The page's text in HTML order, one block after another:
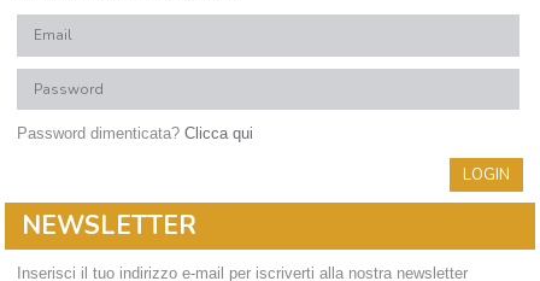
Password dimenticata?Clicca qui
NEWSLETTER
Inserisci il tuo indirizzo e-mail per iscriverti alla nostra newsletter